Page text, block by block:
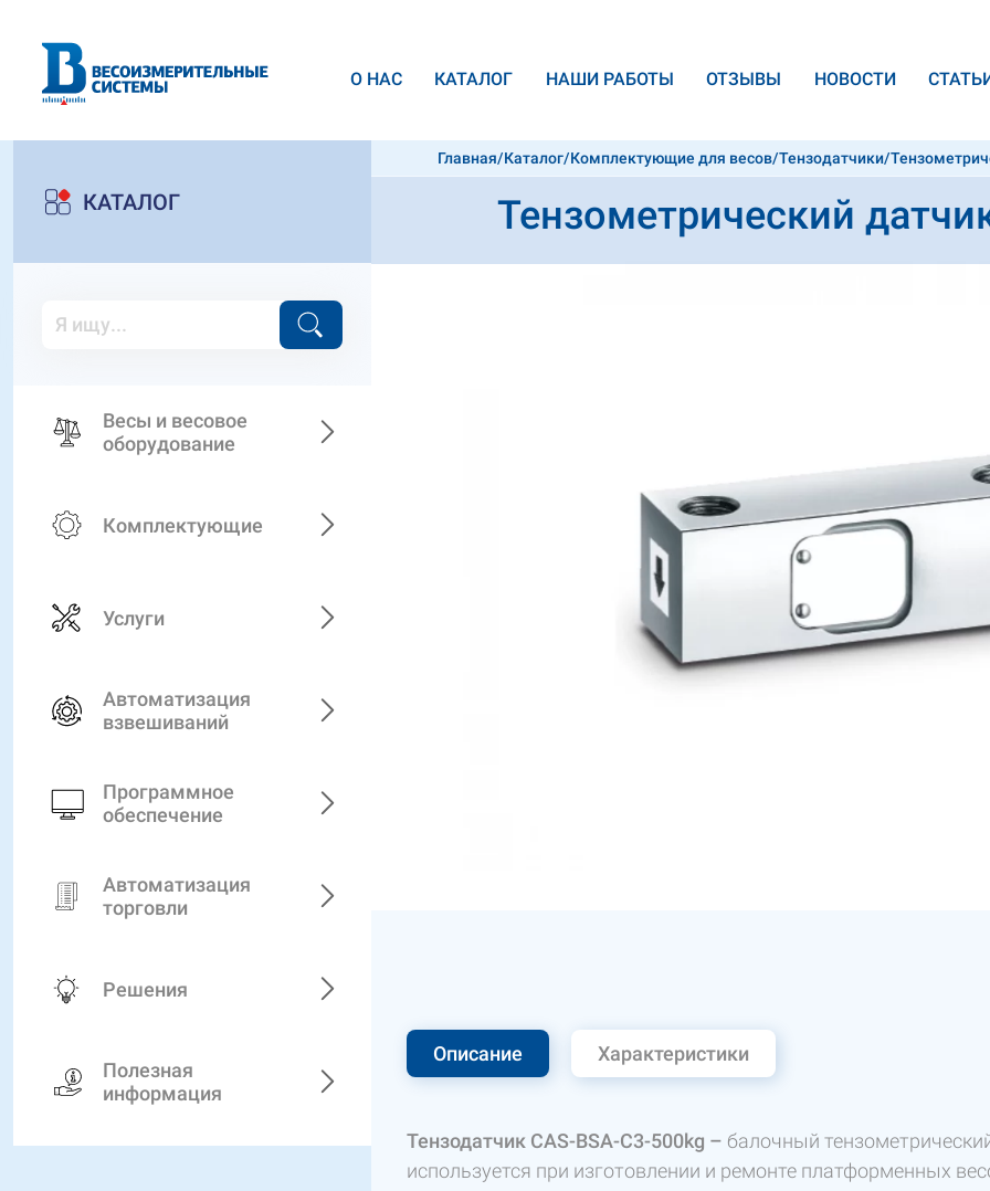
О НАС КАТАЛОГ НАШИ РАБОТЫ ОТЗЫВЫ НОВОСТИ
КАТАЛОГ
Весы и весовое
оборудование
Комплектующие
Услуги
Автоматизация
взвешиваний
Программное
обеспечение
Автоматизация
торговли
Решения
Полезная
информация
Главная/Каталог/Комплектующие для весов/Тензодатчики/
Тензометрический
Описание Характеристики
Тензодатчик CAS-BSA-C3-500kg – балочный
используется при изготовлении и ремонте платформенных